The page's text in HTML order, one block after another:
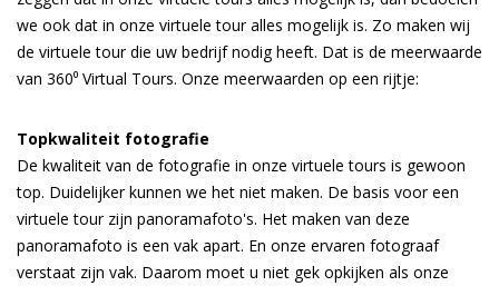
we ook dat in onze virtuele tour alles mogelijk is. Zo maken wij
de virtuele tour die uw bedrijf nodig heeft. Dat is de meerwaarde
van 360⁰ Virtual Tours. Onze meerwaarden op een rijtje:
Topkwaliteit fotografie
De kwaliteit van de fotografie in onze virtuele tours is gewoon
top. Duidelijker kunnen we het niet maken. De basis voor een
virtuele tour zijn panoramafoto's. Het maken van deze
panoramafoto is een vak apart. En onze ervaren fotograaf
verstaat zijn vak. Daarom moet u niet gek opkijken als onze